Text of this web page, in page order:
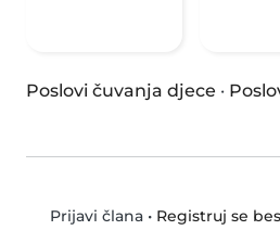
Poslovi čuvanja djece ·
Prijavi člana• Registruj se